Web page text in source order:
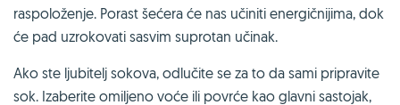
raspoloženje. Porast šećera će nas učiniti energičnijima, dok
će pad uzrokovati sasvim suprotan učinak.
Ako ste ljubitelj sokova, odlučite se za to da sami pripravite
sok. Izaberite omiljeno voće ili povrće kao glavni sastojak,